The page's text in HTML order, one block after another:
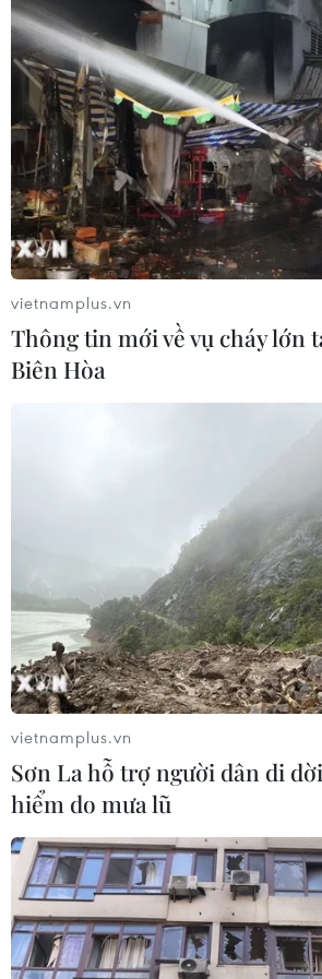
TIN LIÊN QUAN
Bayern Munich xây chắc
Thomas Mueller và Leon Goretzka
trận 2-0 trước Augsburg, vững chắc
Bundesliga. Sau 25 vòng đấu,
hơn Dortmund (đội đang đứng thứ
vietnamplus.vn
Thông tin mới về vụ cháy lớn
Biên Hòa
vietnamplus.vn
Sơn La hỗ trợ người dân di
hiểm do mưa lũ